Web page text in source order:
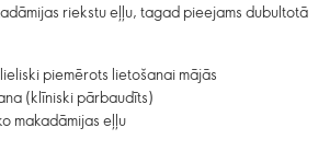
riekstu eļļu, tagad pieejams dubultotā
piemērots lietošanai mājās
(klīniski pārbaudīts)
makadāmijas eļļu